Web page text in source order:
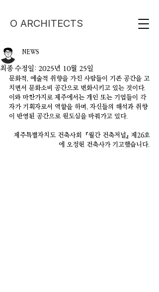
O ARCHITECTS
NEWS
최종 수정일: 2025년 10월 25일
문화적, 예술적 취향을 가진 사람들이 기존 공간을 고
치면서 문화소비 공간으로 변화시키고 있는 것이다.
이와 마찬가지로 제주에서는 개인 또는 기업들이 각
자가 기획자로서 역할을 하며, 자신들의 해석과 취향
이 반영된 공간으로 원도심을 바꿔가고 있다.
제주특별자치도 건축사회  『월간 건축저널』 제26호
에 오정헌 건축사가 기고했습니다.